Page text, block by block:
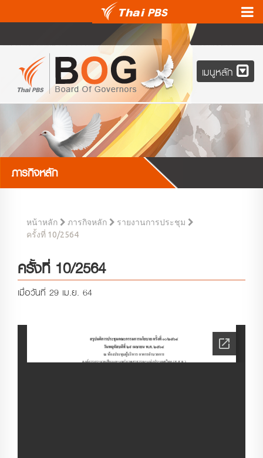
เมนูหลัก
ภารกิจหลัก
หน้าหลัก ภารกิจหลัก รายงานการประชุม
ครั้งที่ 10/2564
ครั้งที่ 10/2564
เมื่อวันที่ 29 เม.ย. 64